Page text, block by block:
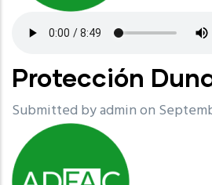
Protección
Submitted byadminon